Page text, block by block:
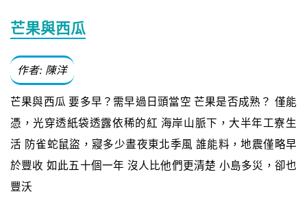
芒果與西瓜
作者: 陳洋
芒果與西瓜 要多早？需早過日頭當空 芒果是否成熟？ 僅能
憑，光穿透紙袋透露依稀的紅 海岸山脈下，大半年工寮生
活 防雀蛇鼠盜，寢多少晝夜東北季風 誰能料，地震僅略早
於豐收 如此五十個一年 沒人比他們更清楚 小島多災，卻也
豐沃